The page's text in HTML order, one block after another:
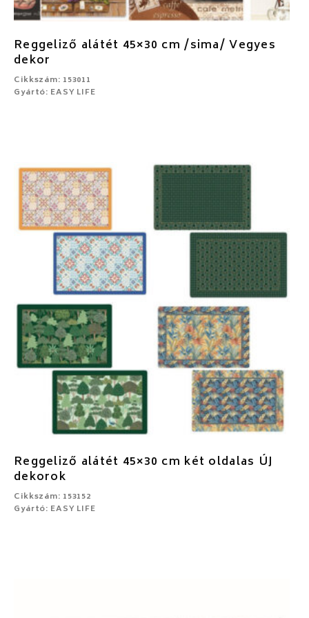
Reggeliző alátét 45×30 cm /sima/ Vegyes
dekor
Cikkszám: 153011
Gyártó: EASY LIFE
Reggeliző alátét 45×30 cm két oldalas ÚJ
dekorok
Cikkszám: 153152
Gyártó: EASY LIFE